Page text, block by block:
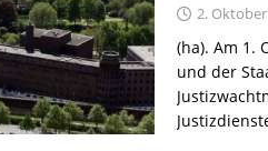
2. Oktober
(ha). Am 1.
und der